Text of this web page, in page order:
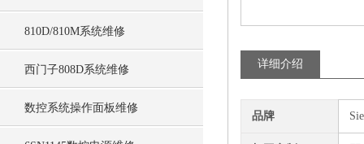
810D/810M系统维修
西门子808D系统维修
数控系统操作面板维修
详细介绍
品牌